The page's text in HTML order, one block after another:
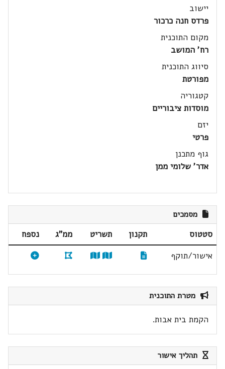
יישוב
פרדס חנה כרכור
מקום התוכנית
רח' המושב
סיווג התוכנית
מפורטת
קטגוריה
מוסדות ציבוריים
יזם
פרטי
גוף מתכנן
אדר' שלומי ממן
מסמכים
סטטוס תקנון תשריט ממ"ג
נספח
אישור/תוקף
מטרת התוכנית
הקמת בית אבות.
תהליך אישור